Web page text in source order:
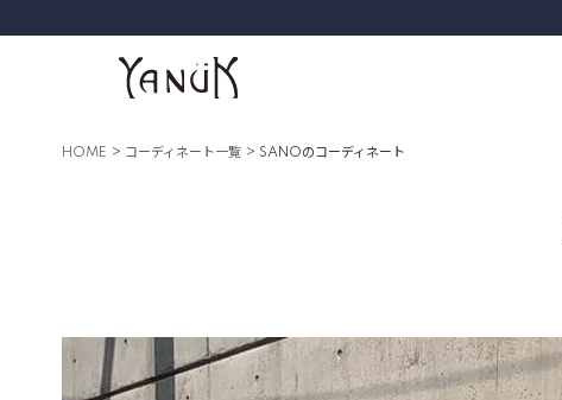
HOME コーディネート一覧 SANOのコーディネート